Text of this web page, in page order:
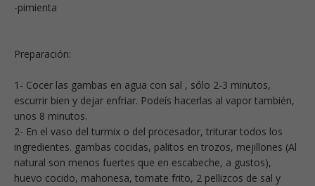
-pimienta
Preparación:
1- Cocer las gambas en agua con sal , sólo 2-3 minutos,
escurrir bien y dejar enfriar. Podeís hacerlas al vapor también,
unos 8 minutos.
2- En el vaso del turmix o del procesador, triturar todos los
ingredientes. gambas cocidas, palitos en trozos, mejillones (Al
natural son menos fuertes que en escabeche, a gustos),
huevo cocido, mahonesa, tomate frito, 2 pellizcos de sal y